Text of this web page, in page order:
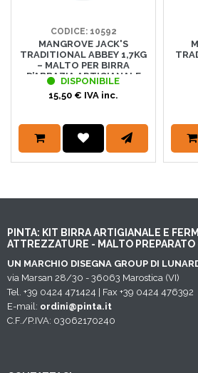
CODICE: 10592
MANGROVE JACK'S
TRADITIONAL ABBEY 1,7KG
– MALTO PER BIRRA
D’ABBAZIA ARTIGIANALE
DISPONIBILE
15,50 € IVA inc.
PINTA: KIT BIRRA ARTIGIANALE E
ATTREZZATURE - MALTO PREPARATO
UN MARCHIO DISEGNA GROUP DI
via Marsan 28/30 - 36063 Marostica (VI)
Tel. +39 0424 471424 | Fax +39 0424 476392
E-mail: ordini@pinta.it
C.F./P.IVA: 03062170240